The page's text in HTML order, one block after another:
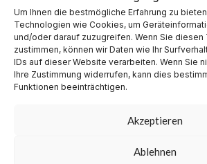
Um Ihnen die bestmögliche Erfahrung zu
Technologien wie Cookies, um
und/oder darauf zuzugreifen. Wenn Sie diesen
zustimmen, können wir Daten wie Ihr
IDs auf dieser Website verarbeiten. Wenn Sie
Ihre Zustimmung widerrufen, kann dies
Funktionen beeinträchtigen.
Akzeptieren
Ablehnen
August 2024
Juli 2024
Juni 2024
Mai 2024
April 2024